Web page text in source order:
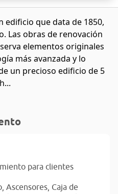
edificio que data de 1850,
Las obras de renovación
elementos originales
más avanzada y lo
un precioso edificio de 5
para clientes
Ascensores, Caja de